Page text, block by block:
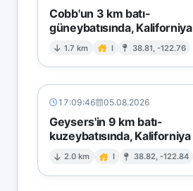
Cobb'un 3 km batı-
güneybatısında, Kaliforniya
1.7 km I 38.81, -122.76
17:09:46 05.08.2026
Geysers'in 9 km batı-
kuzeybatısında, Kaliforniya
2.0 km I 38.82, -122.84